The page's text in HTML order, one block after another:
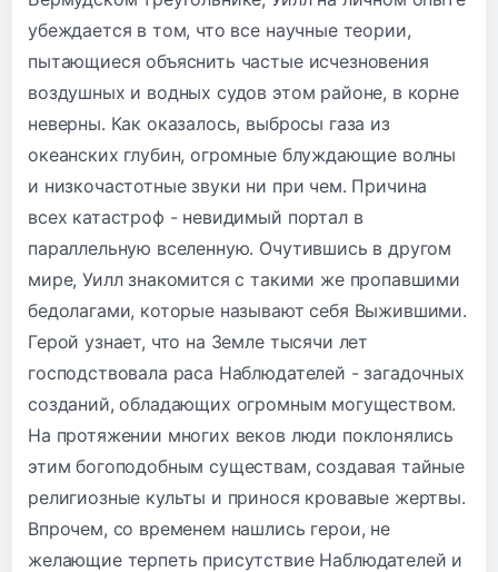
убеждается в том, что все научные теории,
пытающиеся объяснить частые исчезновения
воздушных и водных судов этом районе, в корне
неверны. Как оказалось, выбросы газа из
океанских глубин, огромные блуждающие волны
и низкочастотные звуки ни при чем. Причина
всех катастроф - невидимый портал в
параллельную вселенную. Очутившись в другом
мире, Уилл знакомится с такими же пропавшими
бедолагами, которые называют себя Выжившими.
Герой узнает, что на Земле тысячи лет
господствовала раса Наблюдателей - загадочных
созданий, обладающих огромным могуществом.
На протяжении многих веков люди поклонялись
этим богоподобным существам, создавая тайные
религиозные культы и принося кровавые жертвы.
Впрочем, со временем нашлись герои, не
желающие терпеть присутствие Наблюдателей и